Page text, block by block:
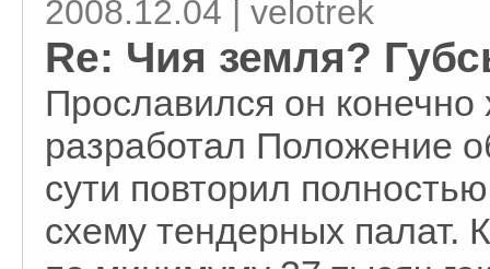
2008.12.04 | velotrek
Re: Чия земля?
Прославился он
разработал Положение
сути повторил
схему тендерных палат.